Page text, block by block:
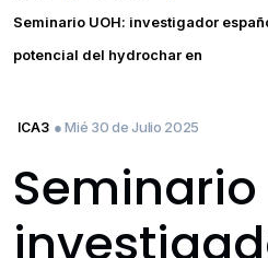
Seminario UOH: investigador
potencial del hydrochar en
ICA3 ● Mié 30 de Julio 2025
Seminario